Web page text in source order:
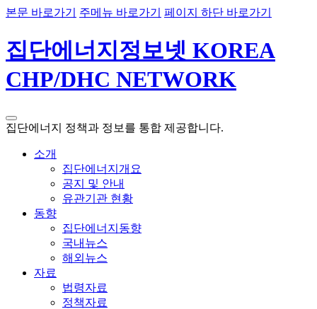
본문 바로가기 주메뉴 바로가기 페이지 하단 바로가기
집단에너지정보넷 KOREA
CHP/DHC NETWORK
집단에너지 정책과 정보를 통합 제공합니다.
소개
집단에너지개요
공지 및 안내
유관기관 현황
동향
집단에너지동향
국내뉴스
해외뉴스
자료
법령자료
정책자료